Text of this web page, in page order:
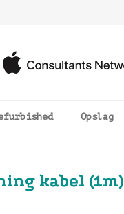
Opslag
kabel (1m)